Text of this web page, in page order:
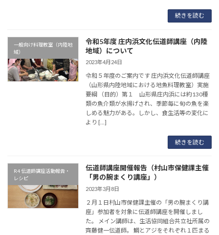
続きを読む
一般向け料理教室（内陸地
域）
令和5年度 庄内浜文化伝道師講座（内陸
地域）について
2023年4月24日
令和５年度のご案内です 庄内浜文化伝道師講座
（山形県内陸地域における地魚料理教室）実施
要綱 （目的）第１ 山形県庄内浜には約130種
類の魚介類が水揚げされ、季節毎に旬の魚を楽
しめる魅力がある。しかし、食生活等の変化に
より […]
続きを読む
R4 伝道師講座活動報告・
レシピ
伝道師講座開催報告（村山市保健課主催
「男の腕まくり講座」）
2023年3月8日
２月１日村山市保健課主催の「男の腕まくり講
座」参加者を対象に伝道師講座を開催しまし
た。 メイン講師は、生活協同組合共立社所属の
齊藤健一伝道師。 鯛とアジをそれぞれ１匹まる